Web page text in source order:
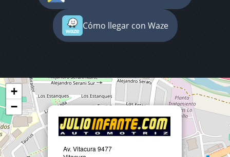
Cómo llegar con Waze
Av. Vitacura 9477
+
−